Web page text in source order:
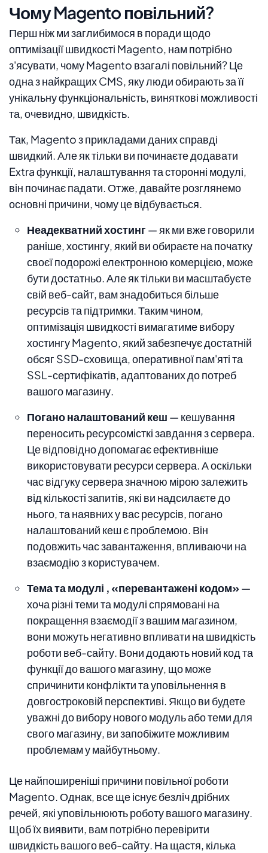
Чому Magento повільний?
Перш ніж ми заглибимося в поради щодо
оптимізації швидкості Magento, нам потрібно
з'ясувати, чому Magento взагалі повільний? Це
одна з найкращих CMS, яку люди обирають за її
унікальну функціональність, виняткові можливості
та, очевидно, швидкість.
Так, Magento з прикладами даних справді
швидкий. Але як тільки ви починаєте додавати
Extra функції, налаштування та сторонні модулі,
він починає падати. Отже, давайте розглянемо
основні причини, чому це відбувається.
Неадекватний хостинг — як ми вже говорили
раніше, хостингу, який ви обираєте на початку
своєї подорожі електронною комерцією, може
бути достатньо. Але як тільки ви масштабуєте
свій веб-сайт, вам знадобиться більше
ресурсів та підтримки. Таким чином,
оптимізація швидкості вимагатиме вибору
хостингу Magento, який забезпечує достатній
обсяг SSD-сховища, оперативної пам'яті та
SSL-сертифікатів, адаптованих до потреб
вашого магазину.
Погано налаштований кеш — кешування
переносить ресурсомісткі завдання з сервера.
Це відповідно допомагає ефективніше
використовувати ресурси сервера. А оскільки
час відгуку сервера значною мірою залежить
від кількості запитів, які ви надсилаєте до
нього, та наявних у вас ресурсів, погано
налаштований кеш є проблемою. Він
подовжить час завантаження, впливаючи на
взаємодію з користувачем.
Тема та модулі , «перевантажені кодом»—
хоча різні теми та модулі спрямовані на
покращення взаємодії з вашим магазином,
вони можуть негативно впливати на швидкість
роботи веб-сайту. Вони додають новий код та
функції до вашого магазину, що може
спричинити конфлікти та уповільнення в
довгостроковій перспективі. Якщо ви будете
уважні до вибору нового модуль або теми для
свого магазину, ви запобіжите можливим
проблемам у майбутньому.
Це найпоширеніші причини повільної роботи
Magento. Однак, все ще існує безліч дрібних
речей, які уповільнюють роботу вашого магазину.
Щоб їх виявити, вам потрібно перевірити
швидкість вашого веб-сайту. На щастя, кілька